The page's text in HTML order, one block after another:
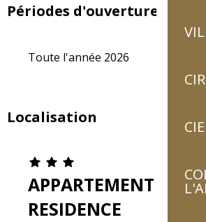
Périodes d'ouverture
Toute l'année 2026
Localisation
APPARTEMENT 3
RESIDENCE